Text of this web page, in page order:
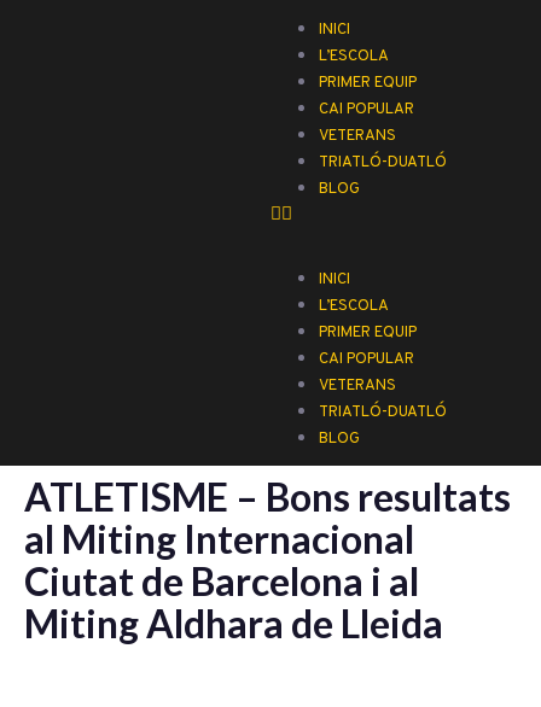
INICI
L’ESCOLA
PRIMER EQUIP
CAI POPULAR
VETERANS
TRIATLÓ-DUATLÓ
BLOG
INICI
L’ESCOLA
PRIMER EQUIP
CAI POPULAR
VETERANS
TRIATLÓ-DUATLÓ
BLOG
ATLETISME – Bons resultats
al Miting Internacional
Ciutat de Barcelona i al
Miting Aldhara de Lleida